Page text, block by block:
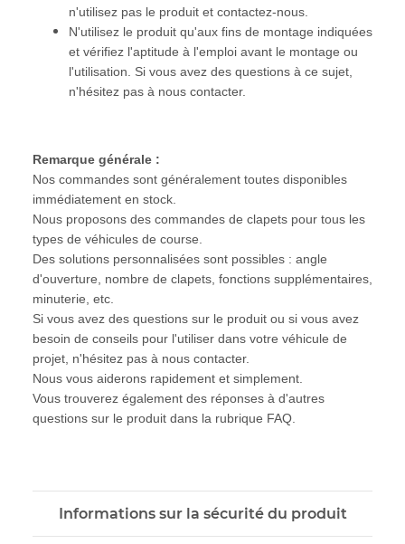
n'utilisez pas le produit et contactez-nous.
N'utilisez le produit qu'aux fins de montage indiquées
et vérifiez l'aptitude à l'emploi avant le montage ou
l'utilisation. Si vous avez des questions à ce sujet,
n'hésitez pas à nous contacter.
Remarque générale :
Nos commandes sont généralement toutes disponibles
immédiatement en stock.
Nous proposons des commandes de clapets pour tous les
types de véhicules de course.
Des solutions personnalisées sont possibles : angle
d'ouverture, nombre de clapets, fonctions supplémentaires,
minuterie, etc.
Si vous avez des questions sur le produit ou si vous avez
besoin de conseils pour l'utiliser dans votre véhicule de
projet, n'hésitez pas à nous contacter.
Nous vous aiderons rapidement et simplement.
Vous trouverez également des réponses à d'autres
questions sur le produit dans la rubrique FAQ.
Informations sur la sécurité du produit